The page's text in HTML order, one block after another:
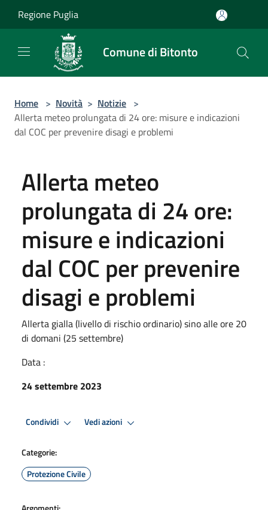
Regione Puglia
Comune di Bitonto
Home > Novità > Notizie >
Allerta meteo prolungata di 24 ore: misure e indicazioni
dal COC per prevenire disagi e problemi
Allerta meteo
prolungata di 24 ore:
misure e indicazioni
dal COC per prevenire
disagi e problemi
Allerta gialla (livello di rischio ordinario) sino alle ore 20
di domani (25 settembre)
Data :
24 settembre 2023
Condividi Vedi azioni
Categorie:
Protezione Civile